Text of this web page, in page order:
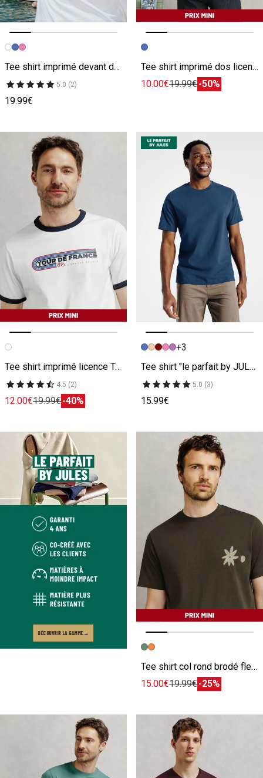
Image précédente
Image suivante
Tee shirt imprimé devant dos
5.0 (2)
19.99€
Image précédente
Image suivante
Tee shirt imprimé dos licence L'Équipe
10.00€19.99€-50%
Image précédente
Image suivante
Tee shirt imprimé licence Tour de France
4.5 (2)
12.00€19.99€-40%
Image précédente
Image suivante
+3
Tee shirt "le parfait by JULES"
5.0 (3)
15.99€
DÉCOUVRIR LA GAMME
Image précédente
Image suivante
Tee shirt col rond brodé fleur poitrine
15.00€19.99€-25%